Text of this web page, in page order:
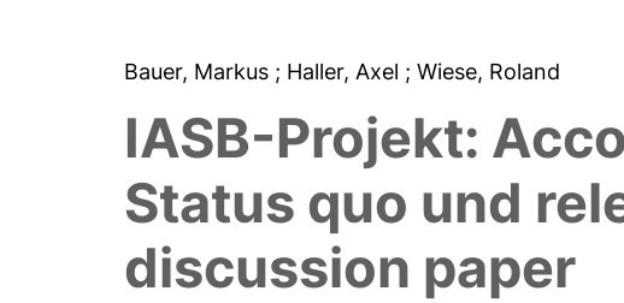
Bauer, Markus ; Haller, Axel ; Wiese, Roland
IASB-Projekt:
Status quo und
discussion paper